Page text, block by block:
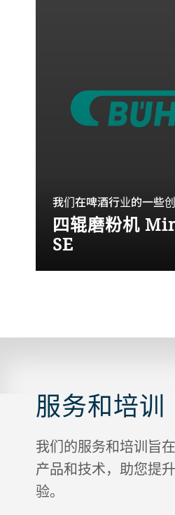
我们在啤酒行业的一些
四辊磨粉机
SE
粉碎。
服务和培训
我们的服务和培训旨
产品和技术，助您提
验。